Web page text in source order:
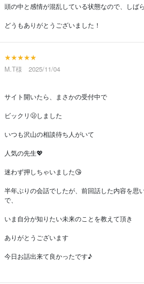
頭の中と感情が混乱している状態なので、しば
どうもありがとうございました！
★★★★★
M.T様 2025/11/04
サイト開いたら、まさかの受付中で
ビックリ🫢しました
いつも沢山の相談待ち人がいて
人気の先生💖
迷わず押しちゃいました😘
半年ぶりの会話でしたが、前回話した内容を思
で、
いま自分が知りたい未来のことを教えて頂き
ありがとうございます
今日お話出来て良かったです♪